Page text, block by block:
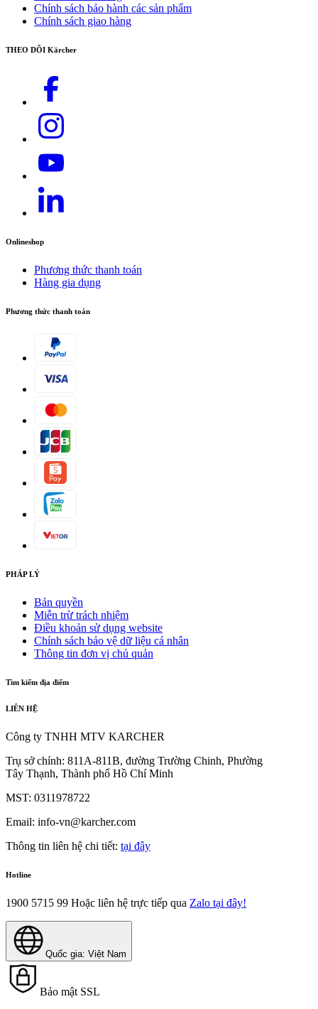
Chính sách bảo hành các sản phẩm
Chính sách giao hàng
THEO DÕI Kärcher
Onlineshop
Phương thức thanh toán
Hàng gia dụng
Phương thức thanh toán
PHÁP LÝ
Bản quyền
Miễn trừ trách nhiệm
Điều khoản sử dụng website
Chính sách bảo vệ dữ liệu cá nhân
Thông tin đơn vị chủ quản
Tìm kiếm địa điểm
LIÊN HỆ
Công ty TNHH MTV KARCHER
Trụ sở chính: 811A-811B, đường Trường Chinh, Phường
Tây Thạnh, Thành phố Hồ Chí Minh
MST: 0311978722
Email: info-vn@karcher.com
Thông tin liên hệ chi tiết: tại đây
Hotline
1900 5715 99 Hoặc liên hệ trực tiếp qua Zalo tại đây!
Quốc gia: Việt Nam
Bảo mật SSL